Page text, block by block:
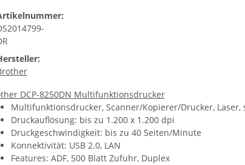
DCP-8250DN Multifunktionsdrucker
Multifunktionsdrucker, Scanner/Kopierer/Drucker, Laser,
Druckauflösung: bis zu 1.200 x 1.200 dpi
Druckgeschwindigkeit: bis zu 40 Seiten/Minute
Konnektivität: USB 2.0, LAN
Features: ADF, 500 Blatt Zufuhr, Duplex